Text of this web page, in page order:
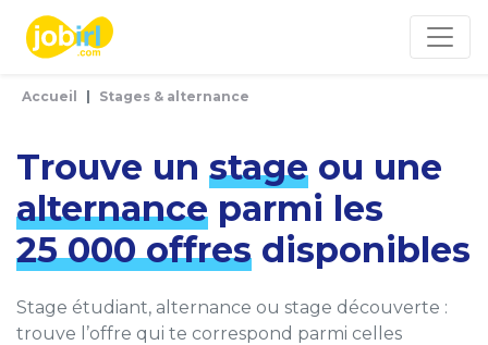
Accueil Stages & alternance
Trouve un stage ou une
alternance parmi les
25 000 offres disponibles
Stage étudiant, alternance ou stage découverte :
trouve l’offre qui te correspond parmi celles
Panneau de gestion des cookies